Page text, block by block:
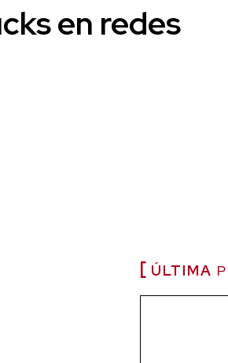
en redes
ÚLTIMA